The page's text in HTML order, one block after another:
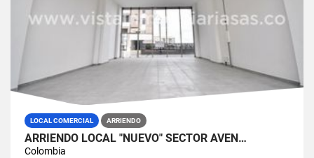
LOCAL COMERCIAL ARRIENDO
ARRIENDO LOCAL "NUEVO" SECTOR AVEN…
Colombia